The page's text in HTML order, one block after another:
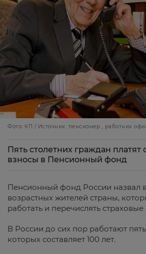
Фото: КП / Источник: пенсионер , работник
Пять столетних граждан платят
взносы в Пенсионный фонд
Пенсионный фонд России назвал
возрастных жителей страны,
работать и перечислять страховые
В России до сих пор работают
которых составляет 100 лет.